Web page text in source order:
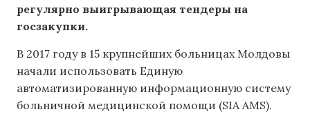
регулярно выигрывающая тендеры на
госзакупки.
В 2017 году в 15 крупнейших больницах Молдовы
начали использовать Единую
автоматизированную информационную систему
больничной медицинской помощи (SIA AMS).